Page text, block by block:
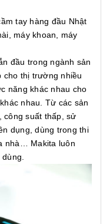
tay hàng đầu Nhật
máy khoan, máy
đầu trong ngành sản
cho thị trường nhiều
năng khác nhau cho
nhau. Từ các sản
công suất thấp, sử
dụng, dùng trong thi
nhà… Makita luôn